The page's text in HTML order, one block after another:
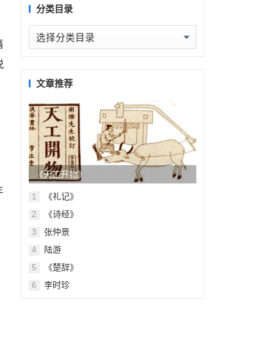
分类目录
分
类
录文章推荐
《天工开物》
1 《礼记》
2 《诗经》
3 张仲景
4 陆游
5 《楚辞》
6 李时珍